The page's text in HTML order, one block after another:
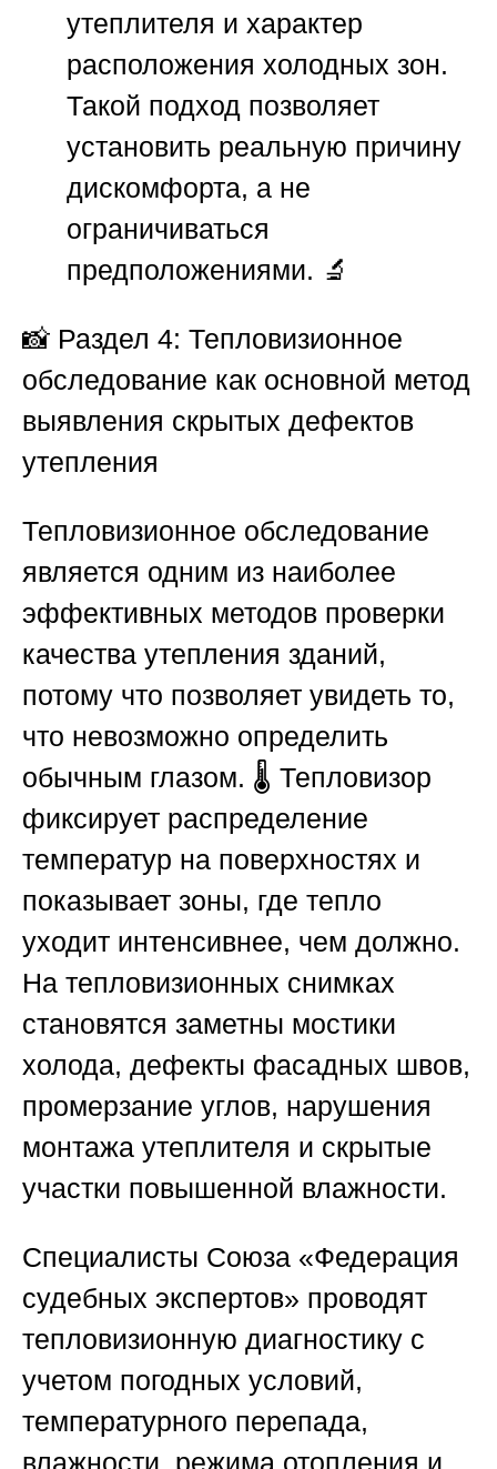
утеплителя и характер
расположения холодных зон.
Такой подход позволяет
установить реальную причину
дискомфорта, а не
ограничиваться
предположениями. 🔬
📸 Раздел 4: Тепловизионное
обследование как основной метод
выявления скрытых дефектов
утепления
Тепловизионное обследование
является одним из наиболее
эффективных методов проверки
качества утепления зданий,
потому что позволяет увидеть то,
что невозможно определить
обычным глазом. 🌡️ Тепловизор
фиксирует распределение
температур на поверхностях и
показывает зоны, где тепло
уходит интенсивнее, чем должно.
На тепловизионных снимках
становятся заметны мостики
холода, дефекты фасадных швов,
промерзание углов, нарушения
монтажа утеплителя и скрытые
участки повышенной влажности.
Специалисты Союза «Федерация
судебных экспертов» проводят
тепловизионную диагностику с
учетом погодных условий,
температурного перепада,
влажности, режима отопления и